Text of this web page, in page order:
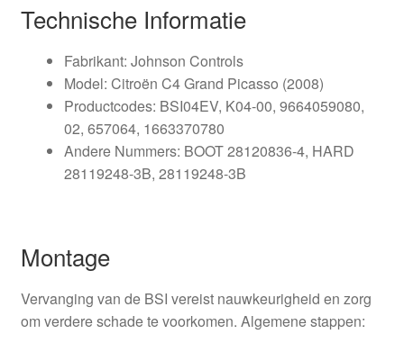
Technische Informatie
Fabrikant: Johnson Controls
Model: Citroën C4 Grand Picasso (2008)
Productcodes: BSI04EV, K04-00, 9664059080,
02, 657064, 1663370780
Andere Nummers: BOOT 28120836-4, HARD
28119248-3B, 28119248-3B
Montage
Vervanging van de BSI vereist nauwkeurigheid en zorg
om verdere schade te voorkomen. Algemene stappen: